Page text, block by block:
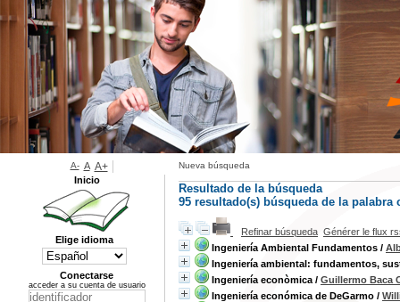
Nueva búsqueda
Resultado de la búsqueda
95 resultado(s) búsqueda de la palabra
Refinar búsqueda Générer le flux
Ingeniería Ambiental Fundamentos /
Ingeniería ambiental: fundamentos,
Ingeniería econòmica / Guillermo Baca
Ingeniería económica de DeGarmo /
A- A A+
Inicio
Elige idioma
Conectarse
acceder a su cuenta de usuario